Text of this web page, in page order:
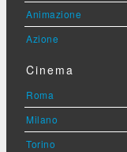
Animazione
Azione
Cinema
Roma
Milano
Torino